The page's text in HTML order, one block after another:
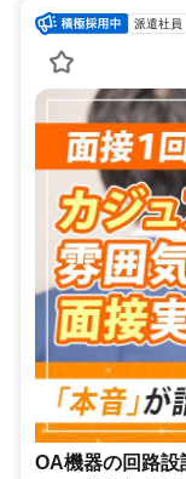
派遣社員
OA機器の回路設